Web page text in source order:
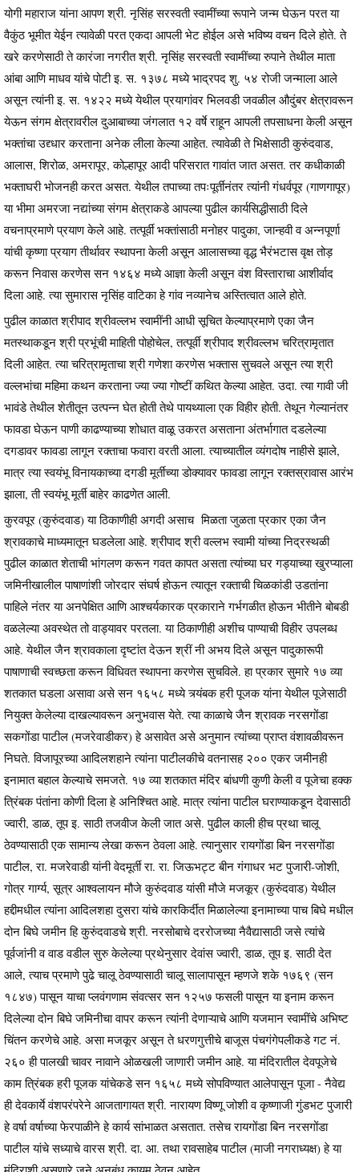
योगी महाराज यांना आपण श्री. नृसिंह सरस्वती स्वामींच्या रूपाने जन्म घेऊन परत या
वैकुंठ भूमीत येईन त्यावेळी परत एकदा आपली भेट होईल असे भविष्य वचन दिले होते. ते
खरे करणेसाठी ते कारंजा नगरीत श्री. नृसिंह सरस्वती स्वामींच्या रुपाने तेथील माता
आंबा आणि माधव यांचे पोटी इ. स. १३७८ मध्ये भाद्रपद शु. ५४ रोजी जन्माला आले
असून त्यांनी इ. स. १४२२ मध्ये येथील प्रयागांवर भिलवडी जवळील औदुंबर क्षेत्रावरून
येऊन संगम क्षेत्रावरील दुआबाच्या जंगलात १२ वर्षे राहून आपली तपसाधना केली असून
भक्तांचा उद्द्धार करताना अनेक लीला केल्या आहेत. त्यावेळी ते भिक्षेसाठी कुरुंदवाड,
आलास, शिरोळ, अमरापूर, कोल्हापूर आदी परिसरात गावांत जात असत. तर कधीकाळी
भक्ताघरी भोजनही करत असत. येथील तपाच्या तपःपूर्तीनंतर त्यांनी गंधर्वपूर (गाणगापूर)
या भीमा अमरजा नद्यांच्या संगम क्षेत्राकडे आपल्या पुढील कार्यसिद्धीसाठी दिले
वचनाप्रमाणे प्रयाण केले आहे. तत्पूर्वी भक्तांसाठी मनोहर पादुका, जान्हवी व अन्नपूर्णा
यांची कृष्णा प्रयाग तीर्थावर स्थापना केली असून आलासच्या वृद्ध भैरंभटास वृक्ष तोड़
करून निवास करणेस सन १४६४ मध्ये आज्ञा केली असून वंश विस्ताराचा आशीर्वाद
दिला आहे. त्या सुमारास नृसिंह वाटिका हे गांव नव्यानेच अस्तित्वात आले होते.
पुढील काळात श्रीपाद श्रीवल्लभ स्वामींनी आधी सूचित केल्याप्रमाणे एका जैन
मतस्थाकडून श्री प्रभूंची माहिती पोहोचेल, तत्पूर्वी श्रीपाद श्रीवल्लभ चरित्रामृतात
दिली आहेत. त्या चरित्रामृताचा श्री गणेशा करणेस भक्तास सुचवले असून त्या श्री
वल्लभांचा महिमा कथन करताना ज्या ज्या गोष्टीं कथित केल्या आहेत. उदा. त्या गावी जी
भावंडे तेथील शेतीतून उत्पन्न घेत होती तेथे पायथ्याला एक विहीर होती. तेथून गेल्यानंतर
फावडा घेऊन पाणी काढण्याच्या शोधात वाळू उकरत असताना अंतर्भागात दडलेल्या
दगडावर फावडा लागून रक्ताचा फवारा वरती आला. त्याच्यातील व्यंगदोष नाहीसे झाले,
मात्र त्या स्वयंभू विनायकाच्या दगडी मूर्तीच्या डोक्यावर फावडा लागून रक्तस्रावास आरंभ
झाला, ती स्वयंभू मूर्ती बाहेर काढणेत आली.
कुरवपूर (कुरुंदवाड) या ठिकाणीही अगदी असाच मिळता जुळता प्रकार एका जैन
श्रावकाचे माध्यमातून घडलेला आहे. श्रीपाद श्री वल्लभ स्वामी यांच्या निद्रस्थळी
पुढील काळात शेताची भांगलण करून गवत कापत असता त्यांच्या घर गड्याच्या खुरप्याला
जमिनीखालील पाषाणांशी जोरदार संघर्ष होऊन त्यातून रक्ताची चिळकांडी उडतांना
पाहिले नंतर या अनपेक्षित आणि आश्चर्यकारक प्रकाराने गर्भगळीत होऊन भीतीने बोबडी
वळलेल्या अवस्थेत तो वाड्यावर परतला. या ठिकाणीही अशीच पाण्याची विहीर उपलब्ध
आहे. येथील जैन श्रावकाला दृष्टांत देऊन श्रीं नी अभय दिले असून पादुकारूपी
पाषाणाची स्वच्छता करून विधिवत स्थापना करणेस सुचविले. हा प्रकार सुमारे १७ व्या
शतकात घडला असावा असे सन १६५८ मध्ये त्र्यंबक हरी पूजक यांना येथील पूजेसाठी
नियुक्त केलेल्या दाखल्यावरून अनुभवास येते. त्या काळाचे जैन श्रावक नरसगोंडा
सकगोंडा पाटील (मजरेवाडीकर) हे असावेत असे अनुमान त्यांच्या प्राप्त वंशावळीवरून
निघते. विजापूरच्या आदिलशहाने त्यांना पाटीलकीचे वतनासह २०० एकर जमीनही
इनामात बहाल केल्याचे समजते. १७ व्या शतकात मंदिर बांधणी कुणी केली व पूजेचा हक्क
त्रिंबक पंतांना कोणी दिला हे अनिश्चित आहे. मात्र त्यांना पाटील घराण्याकडून देवासाठी
ज्वारी, डाळ, तूप इ. साठी तजवीज केली जात असे. पुढील काली हीच प्रथा चालू
ठेवण्यासाठी एक सामान्य लेखा करून ठेवला आहे. त्यानुसार रायगोंडा बिन नरसगोंडा
पाटील, रा. मजरेवाडी यांनी वेदमूर्ती रा. रा. जिऊभट्ट बीन गंगाधर भट पुजारी-जोशी,
गोत्र गार्ग्य, सूत्र आश्वलायन मौजे कुरुंदवाड यांसी मौजे मजकूर (कुरुंदवाड) येथील
हद्दीमधील त्यांना आदिलशहा दुसरा यांचे कारकिर्दीत मिळालेल्या इनामाच्या पाच बिघे मधील
दोन बिघे जमीन हि कुरुंदवाडचे श्री. नरसोबाचे दररोजच्या नैवैद्यासाठी जसे त्यांचे
पूर्वजांनी व वाड वडील सुरु केलेल्या प्रथेनुसार देवांस ज्वारी, डाळ, तूप इ. साठी देत
आले, त्याच प्रमाणे पुढे चालू ठेवण्यासाठी चालू सालापासून म्हणजे शके १७६९ (सन
१८४७) पासून याचा प्लवंगणाम संवत्सर सन १२५७ फसली पासून या इनाम करून
दिलेल्या दोन बिघे जमिनीचा वापर करून त्यांनी देणाऱ्याचे आणि यजमान स्वामींचे अभिष्ट
चिंतन करणेचे आहे. असा मजकूर असून ते धरणगुत्तीचे बाजूस पंचगंगेपलीकडे गट नं.
२६० ही पालखी चावर नावाने ओळखली जाणारी जमीन आहे. या मंदिरातील देवपूजेचे
काम त्रिंबक हरी पूजक यांचेकडे सन १६५८ मध्ये सोपविण्यात आलेपासून पूजा - नैवेद्य
ही देवकार्ये वंशपरंपरेने आजतागायत श्री. नारायण विष्णू जोशी व कृष्णाजी गुंडभट पुजारी
हे वर्षा वर्षाच्या फेरपाळीने हे कार्य सांभाळत असतात. तसेच रायगोंडा बिन नरसगोंडा
पाटील यांचे सध्याचे वारस श्री. दा. आ. तथा रावसाहेब पाटील (माजी नगराध्यक्ष) हे या